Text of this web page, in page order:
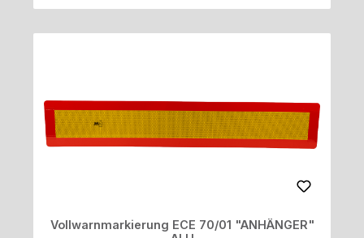
Vollwarnmarkierung ECE 70/01 "ANHÄNGER"